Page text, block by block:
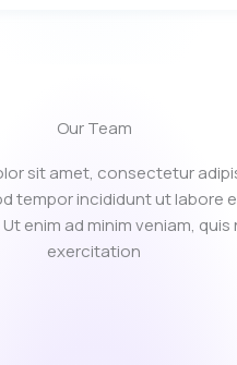
Our Team
sit amet, consectetur
tempor incididunt ut labore
enim ad minim veniam,
exercitation